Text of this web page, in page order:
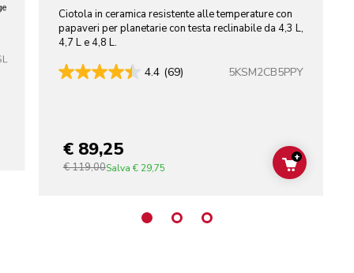
Ciotola in ceramica resistente alle temperature con
papaveri per planetarie con testa reclinabile da 4,3 L,
4,7 L e 4,8 L.
4.4 (69) 5KSM2CB5PPY
€ 89,25
€ 119,00Salva € 29,75 ADD TO
+